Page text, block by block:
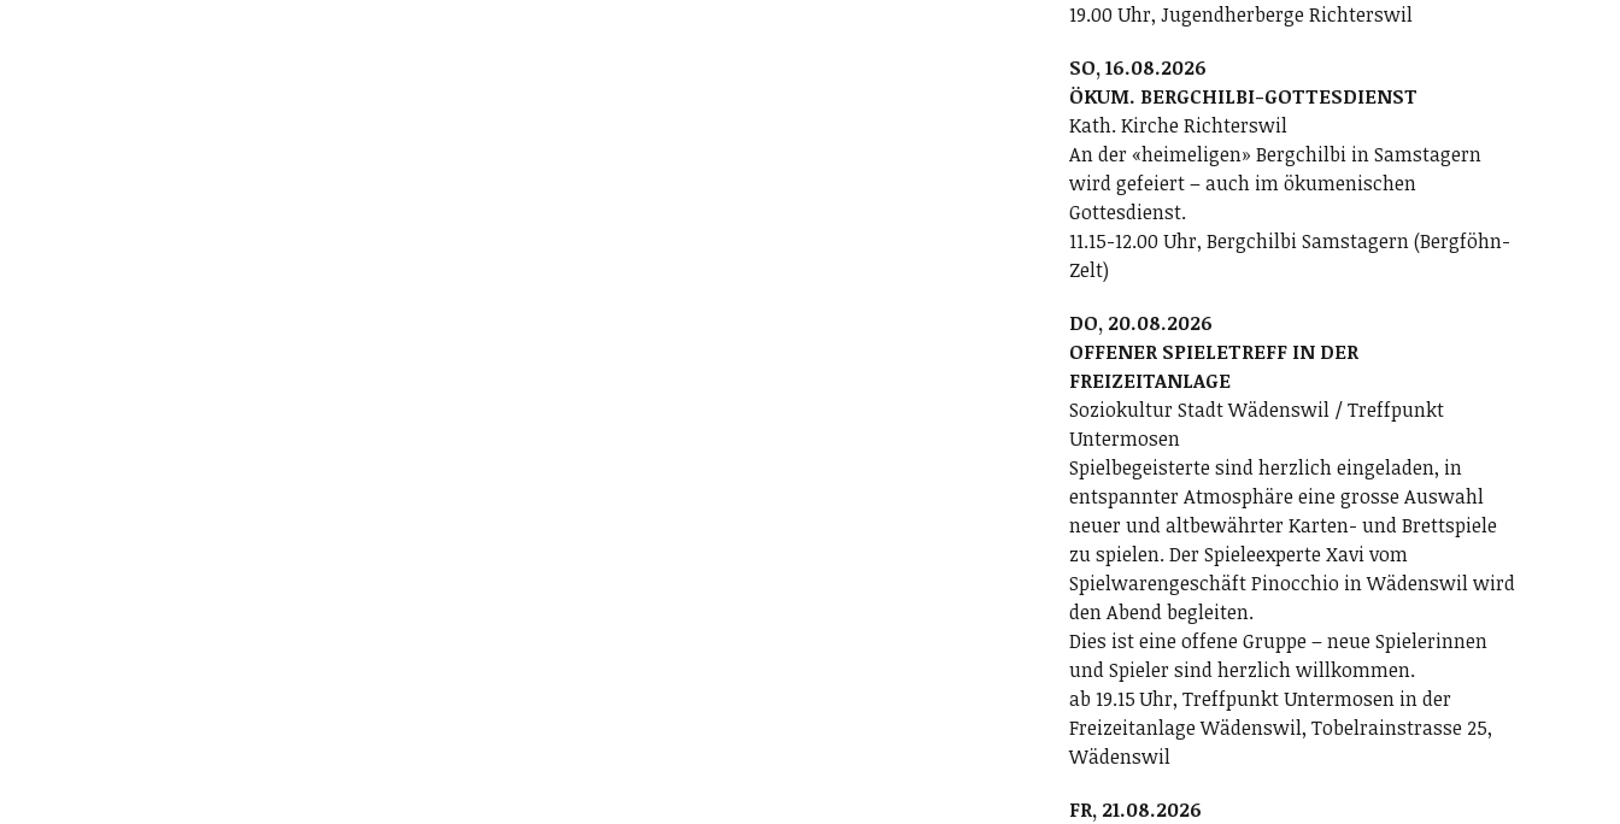
19.00 Uhr, Jugendherberge Richterswil
SO, 16.08.2026
ÖKUM. BERGCHILBI-GOTTESDIENST
Kath. Kirche Richterswil
An der «heimeligen» Bergchilbi in Samstagern
wird gefeiert – auch im ökumenischen
Gottesdienst.
11.15-12.00 Uhr, Bergchilbi Samstagern (Bergföhn-
Zelt)
DO, 20.08.2026
OFFENER SPIELETREFF IN DER
FREIZEITANLAGE
Soziokultur Stadt Wädenswil / Treffpunkt
Untermosen
Spielbegeisterte sind herzlich eingeladen, in
entspannter Atmosphäre eine grosse Auswahl
neuer und altbewährter Karten- und Brettspiele
zu spielen. Der Spieleexperte Xavi vom
Spielwarengeschäft Pinocchio in Wädenswil wird
den Abend begleiten.
Dies ist eine offene Gruppe – neue Spielerinnen
und Spieler sind herzlich willkommen.
ab 19.15 Uhr, Treffpunkt Untermosen in der
Freizeitanlage Wädenswil, Tobelrainstrasse 25,
Wädenswil
FR, 21.08.2026